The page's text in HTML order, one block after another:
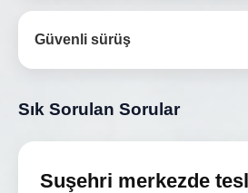
Güvenli sürüş
Sık Sorulan Sorular
Suşehri merkezde